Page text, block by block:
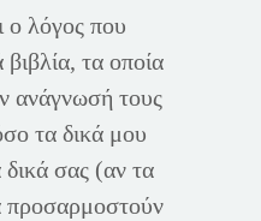
ο λόγος που
τα οποία
ανάγνωσή τους
τα δικά μου
δικά σας (αν τα
προσαρμοστούν